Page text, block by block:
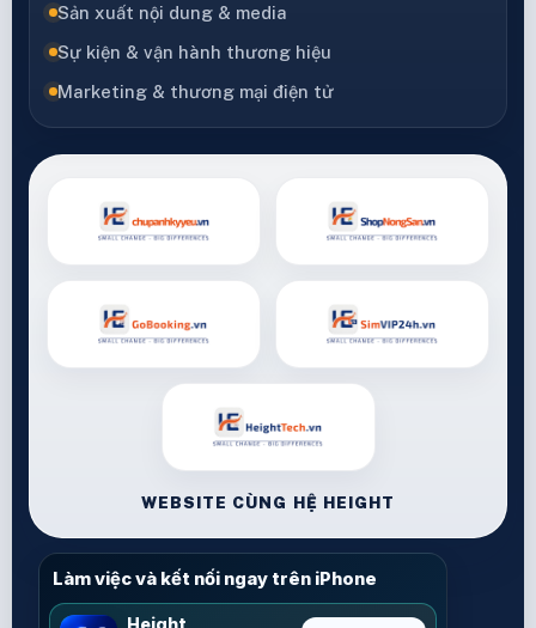
Sản xuất nội dung & media
Sự kiện & vận hành thương hiệu
Marketing & thương mại điện tử
WEBSITE CÙNG HỆ HEIGHT
Làm việc và kết nối ngay trên iPhone